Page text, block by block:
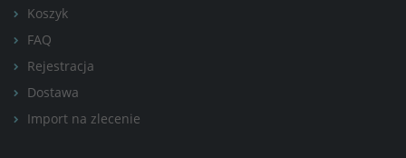
Koszyk
FAQ
Rejestracja
Dostawa
Import na zlecenie